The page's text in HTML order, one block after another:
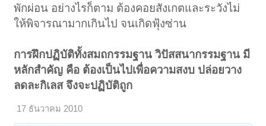
พักผ่อน อย่างไรก็ตาม ต้องคอยสังเกตและระวังไม่
ให้พิจารณามากเกินไป จนเกิดฟุ้งซ่าน
การฝึกปฏิบัติทั้งสมถกรรมฐาน วิปัสสนากรรมฐาน มี
หลักสำคัญ คือ ต้องเป็นไปเพื่อความสงบ ปล่อยวาง
ลดละกิเลส จึงจะปฏิบัติถูก
17 ธันวาคม 2010